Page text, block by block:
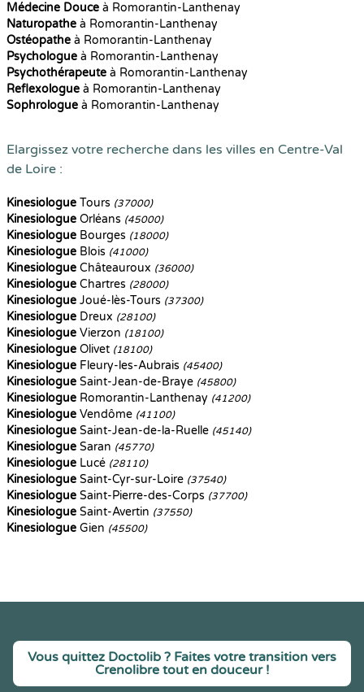
Médecine Douce à Romorantin-Lanthenay
Naturopathe à Romorantin-Lanthenay
Ostéopathe à Romorantin-Lanthenay
Psychologue à Romorantin-Lanthenay
Psychothérapeute à Romorantin-Lanthenay
Reflexologue à Romorantin-Lanthenay
Sophrologue à Romorantin-Lanthenay
Elargissez votre recherche dans les villes en Centre-Val
de Loire :
Kinesiologue Tours (37000)
Kinesiologue Orléans (45000)
Kinesiologue Bourges (18000)
Kinesiologue Blois (41000)
Kinesiologue Châteauroux (36000)
Kinesiologue Chartres (28000)
Kinesiologue Joué-lès-Tours (37300)
Kinesiologue Dreux (28100)
Kinesiologue Vierzon (18100)
Kinesiologue Olivet (18100)
Kinesiologue Fleury-les-Aubrais (45400)
Kinesiologue Saint-Jean-de-Braye (45800)
Kinesiologue Romorantin-Lanthenay (41200)
Kinesiologue Vendôme (41100)
Kinesiologue Saint-Jean-de-la-Ruelle (45140)
Kinesiologue Saran (45770)
Kinesiologue Lucé (28110)
Kinesiologue Saint-Cyr-sur-Loire (37540)
Kinesiologue Saint-Pierre-des-Corps (37700)
Kinesiologue Saint-Avertin (37550)
Kinesiologue Gien (45500)
Vous quittez Doctolib ? Faites votre transition vers
Crenolibre tout en douceur !